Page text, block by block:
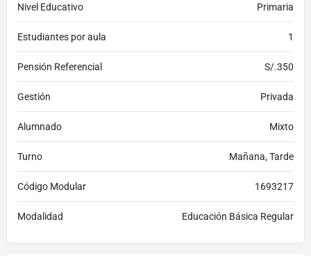
Nivel Educativo Primaria
Estudiantes por aula 1
Pensión Referencial S/.350
Gestión Privada
Alumnado Mixto
Turno Mañana, Tarde
Código Modular 1693217
Modalidad Educación Básica Regular